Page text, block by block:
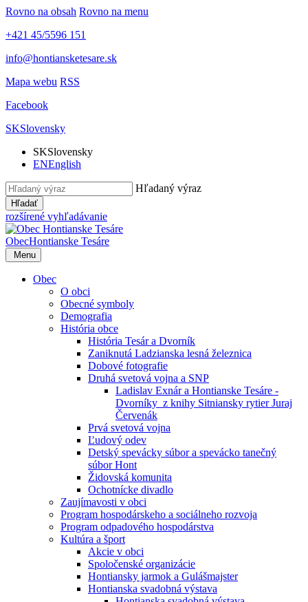
Rovno na obsah Rovno na menu
+421 45/5596 151
info@hontiansketesare.sk
Mapa webu RSS
Facebook
SKSlovensky
SKSlovensky
ENEnglish
Hľadaný výraz
Hľadať
rozšírené vyhľadávanie
ObecHontianske Tesáre
Menu
Obec
O obci
Obecné symboly
Demografia
História obce
História Tesár a Dvorník
Zaniknutá Ladzianska lesná železnica
Dobové fotografie
Druhá svetová vojna a SNP
Ladislav Exnár a Hontianske Tesáre -
Dvorníky z knihy Sitniansky rytier Juraj
Červenák
Prvá svetová vojna
Ľudový odev
Detský spevácky súbor a spevácko tanečný
súbor Hont
Židovská komunita
Ochotnícke divadlo
Zaujímavosti v obci
Program hospodárskeho a sociálneho rozvoja
Program odpadového hospodárstva
Kultúra a šport
Akcie v obci
Spoločenské organizácie
Hontiansky jarmok a Gulášmajster
Hontianska svadobná výstava